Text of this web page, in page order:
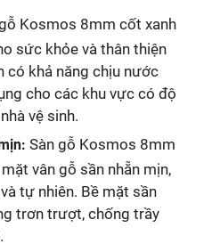
Kosmos 8mm cốt xanh
sức khỏe và thân thiện
có khả năng chịu nước
cho các khu vực có độ
vệ sinh.
Sàn gỗ Kosmos 8mm
vân gỗ sần nhẵn mịn,
tự nhiên. Bề mặt sần
trơn trượt, chống trầy